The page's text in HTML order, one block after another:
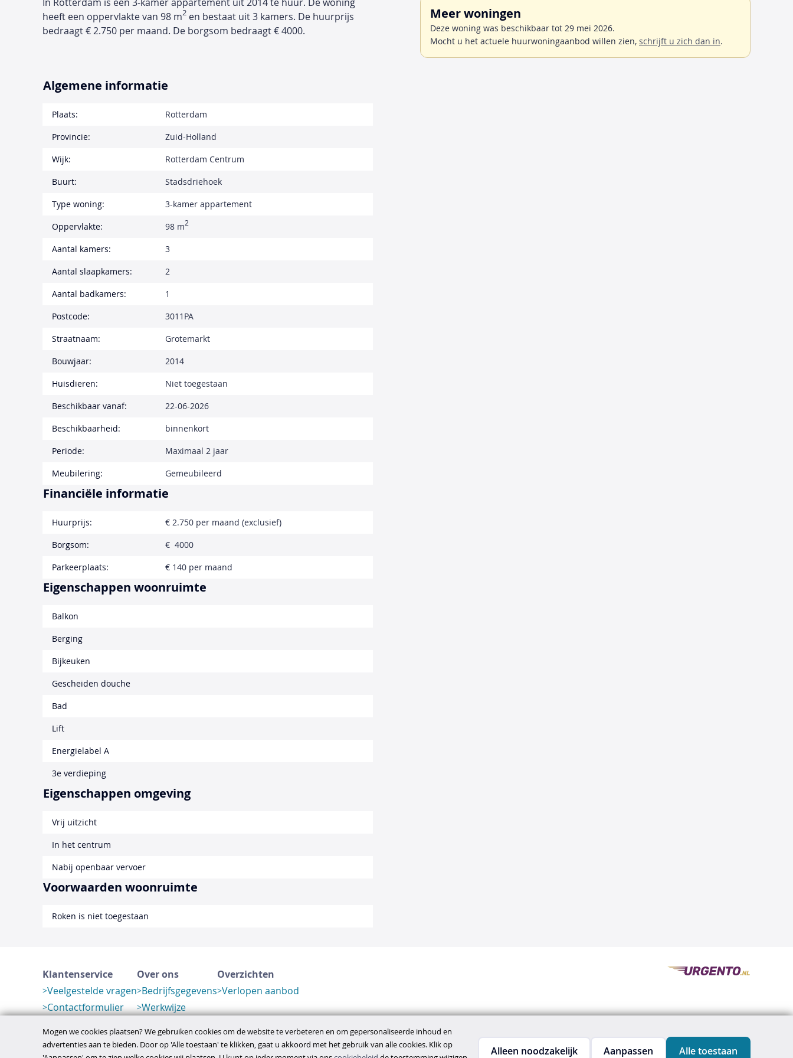
heeft een oppervlakte van 98 m2 en bestaat uit 3 kamers. De huurprijs
bedraagt € 2.750 per maand. De borgsom bedraagt € 4000.
Meer woningen
Deze woning was beschikbaar tot 29 mei 2026.
Mocht u het actuele huurwoningaanbod willen zien, schrijft u zich dan in.
Algemene informatie
Plaats:
Rotterdam
Provincie:
Zuid-Holland
Wijk:
Rotterdam Centrum
Buurt:
Stadsdriehoek
Type woning:
3-kamer appartement
Oppervlakte:
98 m2
Aantal kamers:
3
Aantal slaapkamers:
2
Aantal badkamers:
1
Postcode:
3011PA
Straatnaam:
Grotemarkt
Bouwjaar:
2014
Huisdieren:
Niet toegestaan
Beschikbaar vanaf:
22-06-2026
Beschikbaarheid:
binnenkort
Periode:
Maximaal 2 jaar
Meubilering:
Gemeubileerd
Financiële informatie
Huurprijs:
€ 2.750 per maand (exclusief)
Borgsom:
€ 4000
Parkeerplaats:
€ 140 per maand
Eigenschappen woonruimte
Balkon
Berging
Bijkeuken
Gescheiden douche
Bad
Lift
Energielabel A
3e verdieping
Eigenschappen omgeving
Vrij uitzicht
In het centrum
Nabij openbaar vervoer
Voorwaarden woonruimte
Roken is niet toegestaan
Klantenservice
Veelgestelde vragen
Contactformulier
Over ons
Bedrijfsgegevens
Werkwijze
Overzichten
Verlopen aanbod
Mogen we cookies plaatsen? We gebruiken cookies om de website te verbeteren en om gepersonaliseerde inhoud en
advertenties aan te bieden. Door op 'Alle toestaan' te klikken, gaat u akkoord met het gebruik van alle cookies. Klik op
Alleen noodzakelijk Aanpassen Alle toestaan